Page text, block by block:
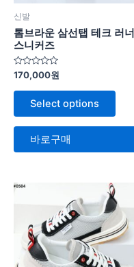
신발
톰브라운 삼선탭 테크 러너
스니커즈
5
중
에
로
가
170,000원
Select options
바로구매